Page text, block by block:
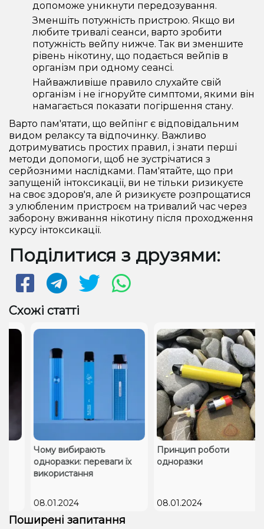
допоможе уникнути передозування.
Зменшіть потужність пристрою. Якщо ви
любите тривалі сеанси, варто зробити
потужність вейпу нижче. Так ви зменшите
рівень нікотину, що подається вейпів в
організм при одному сеансі.
Найважливіше правило слухайте свій
організм і не ігноруйте симптоми, якими він
намагається показати погіршення стану.
Варто пам'ятати, що вейпінг є відповідальним
видом релаксу та відпочинку. Важливо
дотримуватись простих правил, і знати перші
методи допомоги, щоб не зустрічатися з
серйозними наслідками. Пам'ятайте, що при
запущеній інтоксикації, ви не тільки ризикуєте
на своє здоров'я, але й ризикуєте розпрощатися
з улюбленим пристроєм на тривалий час через
заборону вживання нікотину після проходження
курсу інтоксикації.
Поділитися з друзями:
Схожі статті
Чому вибирають
одноразки: переваги їх
використання
08.01.2024
Принцип роботи
одноразки
08.01.2024
Поширені запитання